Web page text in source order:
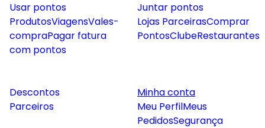
Usar pontos
ProdutosViagensVales-
compraPagar fatura
com pontos
Juntar pontos
Lojas ParceirasComprar
PontosClubeRestaurantes
Descontos
Parceiros
Minha conta
Meu PerfilMeus
PedidosSegurança